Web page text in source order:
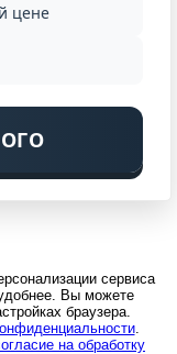
цене
сервиса
Вы можете
браузера.
.
на обработку